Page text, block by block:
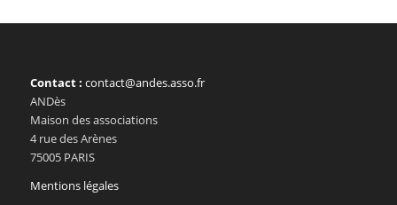
Contact : contact@andes.asso.fr
ANDès
Maison des associations
4 rue des Arènes
75005 PARIS
Mentions légales